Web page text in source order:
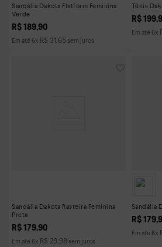
Sandália Dakota Flatform Feminina
Verde
R$ 189,90
Em até 6x R$ 31,65 sem juros
Tênis
R$ 199,
Em até 6x
Sandália Dakota Rasteira Feminina
Preta
R$ 179,90
Em até 6x R$ 29,98 sem juros
Sandália
R$ 179,
Em até 6x